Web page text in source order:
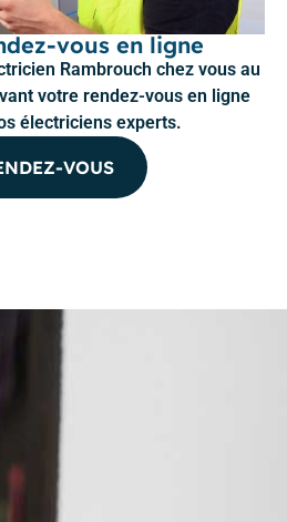
vous en ligne
Rambrouch chez vous au
votre rendez-vous en ligne
électriciens experts.
VOUS